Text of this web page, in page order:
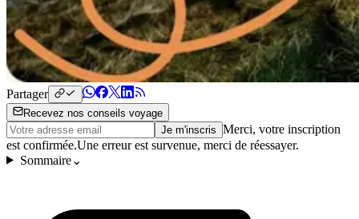
Partager
Recevez nos conseils voyage
Je m'inscris Merci, votre inscription
est confirmée.Une erreur est survenue, merci de réessayer.
Sommaire⌄